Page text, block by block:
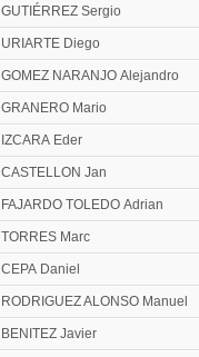
GUTIÉRREZ Sergio
URIARTE Diego
GOMEZ NARANJO Alejandro
GRANERO Mario
IZCARA Eder
CASTELLON Jan
FAJARDO TOLEDO Adrian
TORRES Marc
CEPA Daniel
RODRIGUEZ ALONSO Manuel
BENITEZ Javier